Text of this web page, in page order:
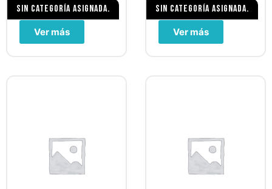
Sin categoría asignada.
Ver más
Sin categoría asignada.
Ver más